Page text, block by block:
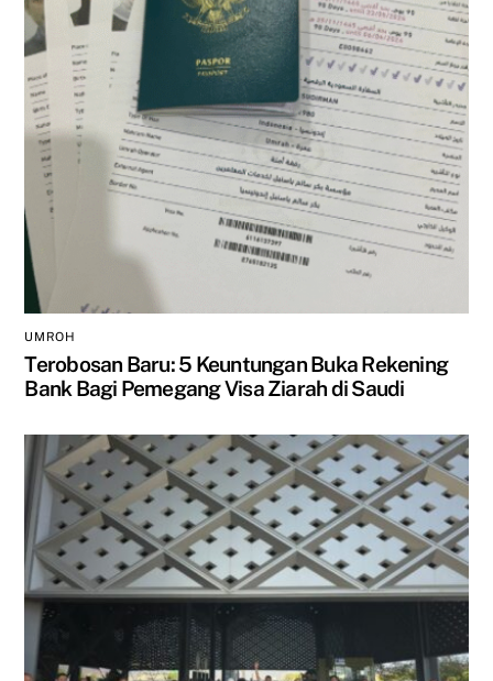
UMROH
Terobosan Baru: 5 Keuntungan Buka Rekening
Bank Bagi Pemegang Visa Ziarah di Saudi